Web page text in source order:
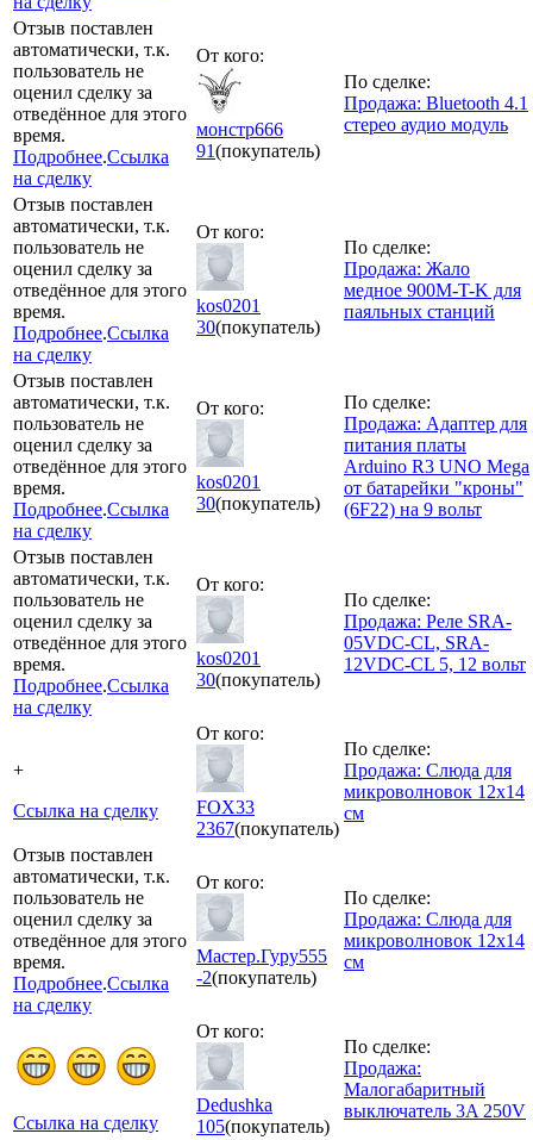
Отзыв поставлен
автоматически, т.к.
пользователь не
оценил сделку за
отведённое для этого
время.
Подробнее.Ссылка
на сделку
От кого:
монстр666
91(покупатель)
По сделке:
Продажа: Bluetooth 4.1
стерео аудио модуль
Отзыв поставлен
автоматически, т.к.
пользователь не
оценил сделку за
отведённое для этого
время.
Подробнее.Ссылка
на сделку
От кого:
kos0201
30(покупатель)
По сделке:
Продажа: Жало
медное 900M-T-K для
паяльных станций
Отзыв поставлен
автоматически, т.к.
пользователь не
оценил сделку за
отведённое для этого
время.
Подробнее.Ссылка
на сделку
От кого:
kos0201
30(покупатель)
По сделке:
Продажа: Адаптер для
питания платы
Arduino R3 UNO Mega
от батарейки "кроны"
(6F22) на 9 вольт
Отзыв поставлен
автоматически, т.к.
пользователь не
оценил сделку за
отведённое для этого
время.
Подробнее.Ссылка
на сделку
От кого:
kos0201
30(покупатель)
По сделке:
Продажа: Реле SRA-
05VDC-CL, SRA-
12VDC-CL 5, 12 вольт
+
Ссылка на сделку
От кого:
FOX33
2367(покупатель)
По сделке:
Продажа: Слюда для
микроволновок 12х14
см
Отзыв поставлен
автоматически, т.к.
пользователь не
оценил сделку за
отведённое для этого
время.
Подробнее.Ссылка
на сделку
От кого:
Мастер.Гуру555
-2(покупатель)
По сделке:
Продажа: Слюда для
микроволновок 12х14
см
Ссылка на сделку
От кого:
Dedushka
105(покупатель)
По сделке:
Продажа:
Малогабаритный
выключатель 3A 250V